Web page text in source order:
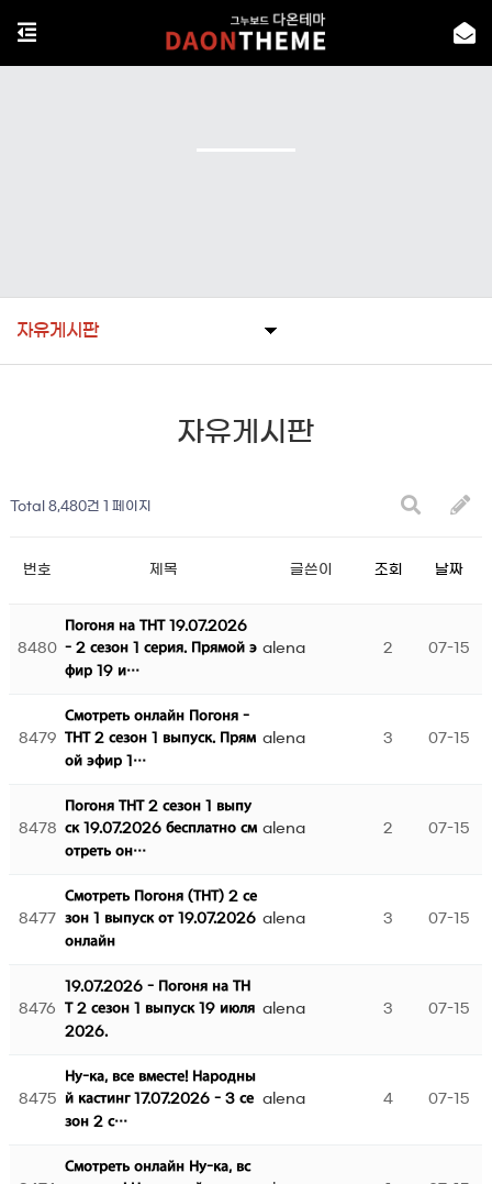
자유게시판
자유게시판
Total 8,480건 1 페이지
번호 제목 글쓴이 조회 날짜
8480
Погоня на ТНТ 19.07.2026
- 2 сезон 1 серия. Прямой э
фир 19 и…
alena 2 07-15
8479
Смотреть онлайн Погоня -
ТНТ 2 сезон 1 выпуск. Прям
ой эфир 1…
alena 3 07-15
8478
Погоня ТНТ 2 сезон 1 выпу
ск 19.07.2026 бесплатно см
отреть он…
alena 2 07-15
8477
Смотреть Погоня (ТНТ) 2 се
зон 1 выпуск от 19.07.2026
онлайн
alena 3 07-15
8476
19.07.2026 - Погоня на ТН
Т 2 сезон 1 выпуск 19 июля
2026.
alena 3 07-15
8475
Ну-ка, все вместе! Народны
й кастинг 17.07.2026 - 3 се
зон 2 с…
alena 4 07-15
Смотреть онлайн Ну-ка, вс